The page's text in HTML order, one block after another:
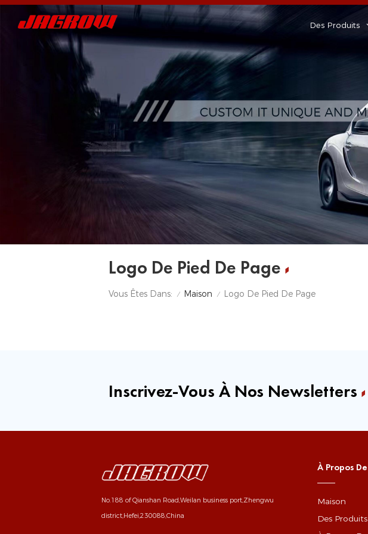
Des Produits
Logo De Pied De Page
Vous Êtes Dans: / Maison / Logo De Pied De Page
Inscrivez-Vous À Nos Newsletters
No.188 of Qianshan Road,Weilan business port,Zhengwu
district,Hefei,230088,China
À Propos De
Maison
Des Produits